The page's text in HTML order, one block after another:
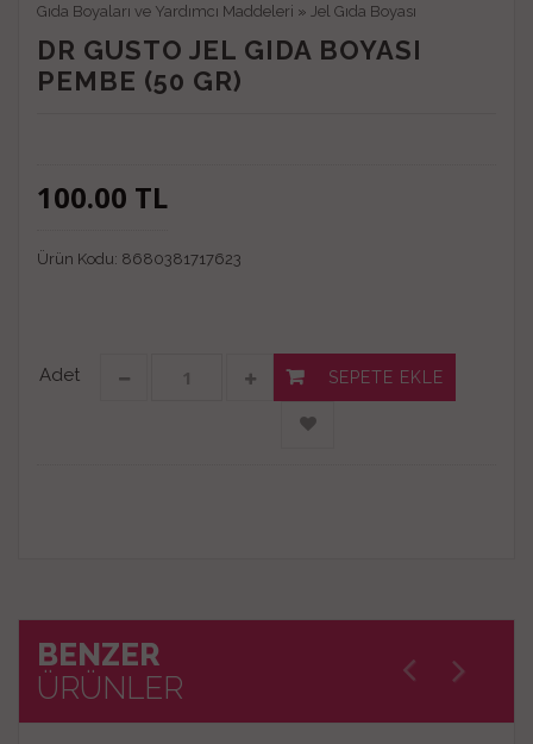
Gıda Boyaları ve Yardımcı Maddeleri » Jel Gıda Boyası
DR GUSTO JEL GIDA BOYASI
PEMBE (50 GR)
100.00 TL
Ürün Kodu: 8680381717623
Adet SEPETE EKLE
BENZER
ÜRÜNLER